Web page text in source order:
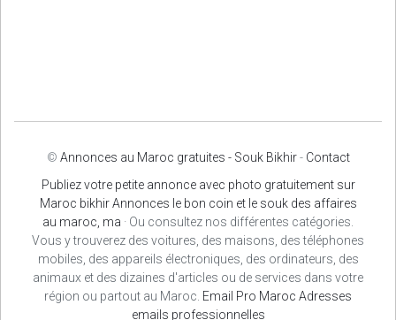
© Annonces au Maroc gratuites - Souk Bikhir- Contact
Publiez votre petite annonce avec photo gratuitement sur
Maroc bikhir Annonces le bon coin et le souk des affaires
au maroc, ma · Ou consultez nos différentes catégories.
Vous y trouverez des voitures, des maisons, des téléphones
mobiles, des appareils électroniques, des ordinateurs, des
animaux et des dizaines d'articles ou de services dans votre
région ou partout au Maroc. Email Pro Maroc Adresses
emails professionnelles